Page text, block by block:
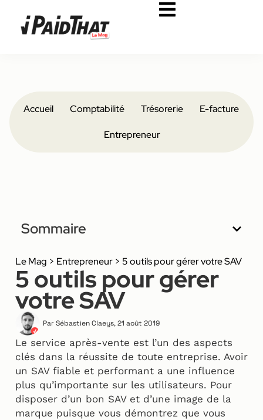
Accueil Comptabilité Trésorerie E-facture
Entrepreneur
Sommaire
Le Mag > Entrepreneur > 5 outils pour gérer votre SAV
5 outils pour gérer
votre SAV
Par Sébastien Claeys,21 août 2019
Le service après-vente est l’un des aspects
clés dans la réussite de toute entreprise. Avoir
un SAV fiable et performant a une influence
plus qu’importante sur les utilisateurs. Pour
disposer d’un bon SAV et d’une image de la
marque puisque vous démontrez que vous